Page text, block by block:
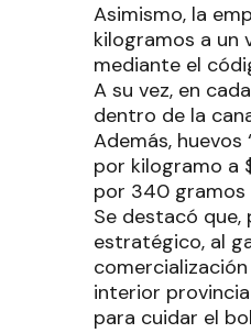
Asimismo, la
kilogramos a un
mediante el
A su vez, en
dentro de la
Además,
por kilogramo a
por 340
Se destacó
estratégico, al
interior
para cuidar el